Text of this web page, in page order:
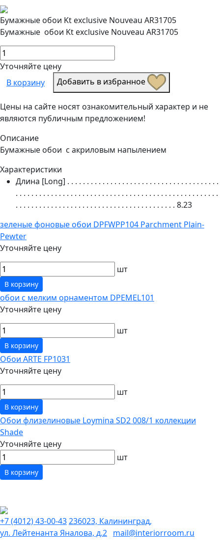
Бумажные обои Kt exclusive Nouveau AR31705
Бумажные обои Kt exclusive Nouveau AR31705
Уточняйте цену
В корзину
Добавить в избранное
Цены на сайте носят ознакомительный характер и не
являются публичным предложением!
Описание
Бумажные обои с акриловым напылением
Характеристики
Длина [Long] . . . . . . . . . . . . . . . . . . . . . . . . . . . . . . . . . . . . . . .
. . . . . . . . . . . . . . . . . . . . . . . . . . . . . . . . . . . . . . . . . . . . . . . . . . . .
. . . . . . . . . . . . . . . . . . . . . . . . . . . . . . . . . . . . . . . . . 8.23
зеленые фоновые обои DPFWPP104 Parchment Plain-
Pewter
Уточняйте цену
шт
В корзину
обои с мелким орнаментом DPEMEL101
Уточняйте цену
шт
В корзину
Обои ARTE FP1031
Уточняйте цену
шт
В корзину
Обои флизелиновые Loymina SD2 008/1 коллекции
Shade
Уточняйте цену
шт
В корзину
+7 (4012) 43-00-43236023, Калининград,
ул. Лейтенанта Яналова, д.2 mail@interiorroom.ru